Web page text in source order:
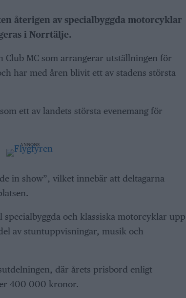
återigen av specialbyggda motorcyklar
i Norrtälje.
Club MC som arrangerar utställningen för
har med åren blivit ett av stadens största
ett av landets största evenemang för
ANNONS
in show”, vilket innebär att deltagarna
specialbyggda och klassiska motorcyklar upp
av stuntuppvisningar, musik och
där årets prisbord enligt
400 000 kronor.